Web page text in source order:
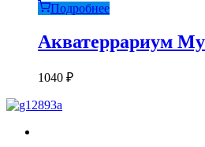
Подробнее
Акватеррариум
1040 ₽